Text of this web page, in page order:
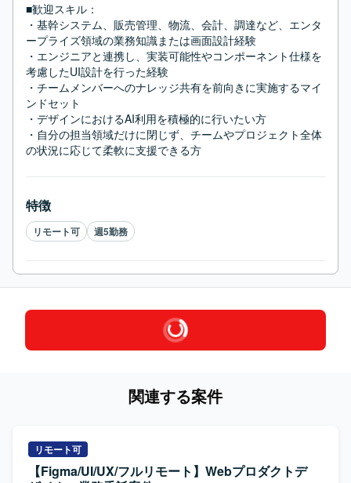
■歓迎スキル：
・基幹システム、販売管理、物流、会計、調達など、エンタ
ープライズ領域の業務知識または画面設計経験
・エンジニアと連携し、実装可能性やコンポーネント仕様を
考慮したUI設計を行った経験
・チームメンバーへのナレッジ共有を前向きに実施するマイ
ンドセット
・デザインにおけるAI利用を積極的に行いたい方
・自分の担当領域だけに閉じず、チームやプロジェクト全体
の状況に応じて柔軟に支援できる方
特徴
リモート可 週5勤務
関連する案件
リモート可
【Figma/UI/UX/フルリモート】Webプロダクトデ